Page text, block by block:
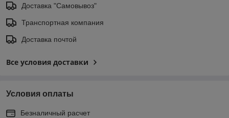
Доставка "Самовывоз"
Транспортная компания
Доставка почтой
Все условия доставки
Условия оплаты
Безналичный расчет